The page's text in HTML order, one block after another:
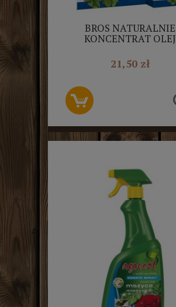
BROS NATURALNIE
KONCENTRAT OLEJ
50ML
21,50 zł